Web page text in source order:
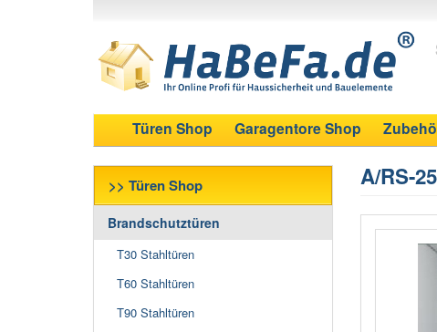
Türen Shop Garagentore Shop
>> Türen Shop
Brandschutztüren
T30 Stahltüren
T60 Stahltüren
T90 Stahltüren
A/RS-